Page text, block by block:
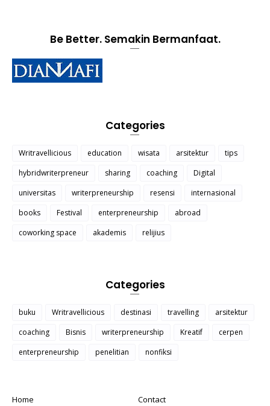
Be Better. Semakin Bermanfaat.
Categories
Writravellicious education wisata arsitektur
tips
hybridwriterpreneur
sharing coaching
Digital
universitas
writerpreneurship resensi
internasional
books
Festival enterpreneurship
abroad
coworking space
akademis relijius
Categories
buku Writravellicious destinasi travelling
arsitektur
coaching
Bisnis writerpreneurship Kreatif
cerpen
enterpreneurship
penelitian nonfiksi
Home
Contact